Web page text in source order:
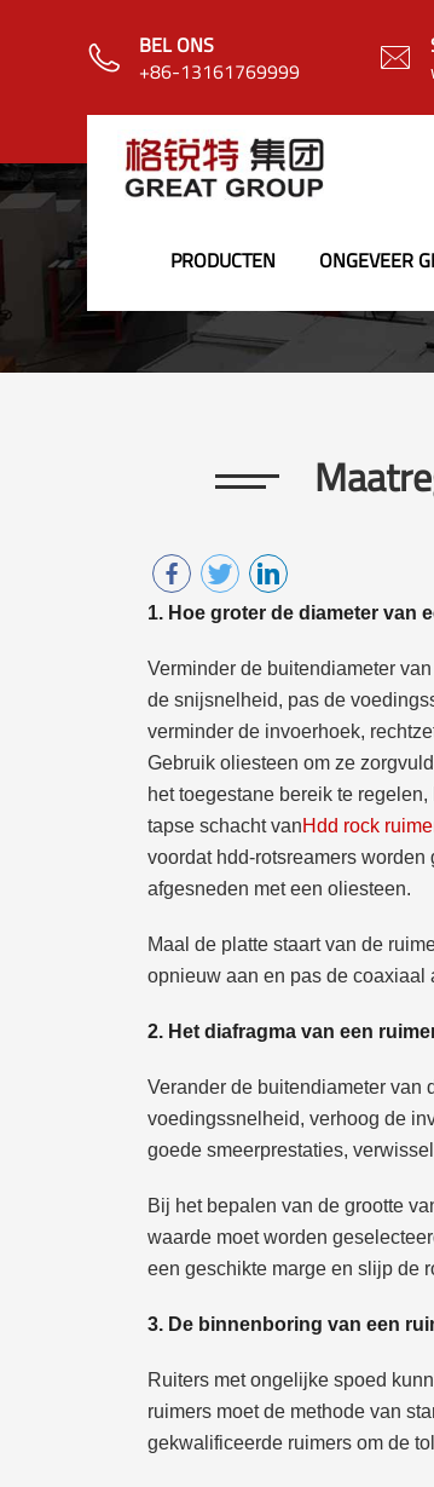

BEL ONS
+86-13161769999

PRODUCTEN ONGEVEER
1. Hoe groter de diameter van
Verminder de buitendiameter
de snijsnelheid, pas de
verminder de invoerhoek,
Gebruik oliesteen om ze
het toegestane bereik te
tapse schacht vanHdd rock
voordat hdd-rotsreamers
afgesneden met een oliesteen.
Maal de platte staart van de
opnieuw aan en pas de coaxiaal
2. Het diafragma van een
Verander de buitendiameter van
voedingssnelheid, verhoog de
goede smeerprestaties,
Bij het bepalen van de grootte
waarde moet worden
een geschikte marge en slijp de
3. De binnenboring van een
Ruiters met ongelijke spoed
ruimers moet de methode van
gekwalificeerde ruimers om de